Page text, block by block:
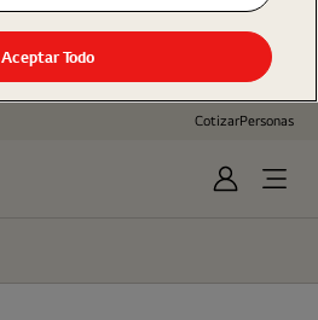
CotizarPersonas
IniciarOpen
Aceptar Todo